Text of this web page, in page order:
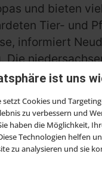
ist uns
setzt Cookies und
zu verbessern und
haben die Möglichkeit,
Technologien helfen
zu analysieren und sie
und bieten
Tier- und
informiert
Die
symbolisiere
Natur, sondern
heißt es.
unsere Tradition